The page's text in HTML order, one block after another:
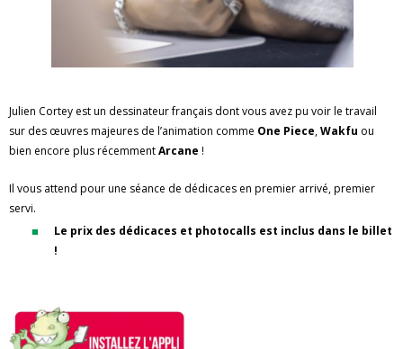
Julien Cortey est un dessinateur français dont vous avez pu voir le travail
sur des œuvres majeures de l’animation comme One Piece,Wakfu ou
bien encore plus récemmentArcane !
Il vous attend pour une séance de dédicaces en premier arrivé, premier
servi.
Le prix des dédicaces et photocalls est inclus dans le billet
!